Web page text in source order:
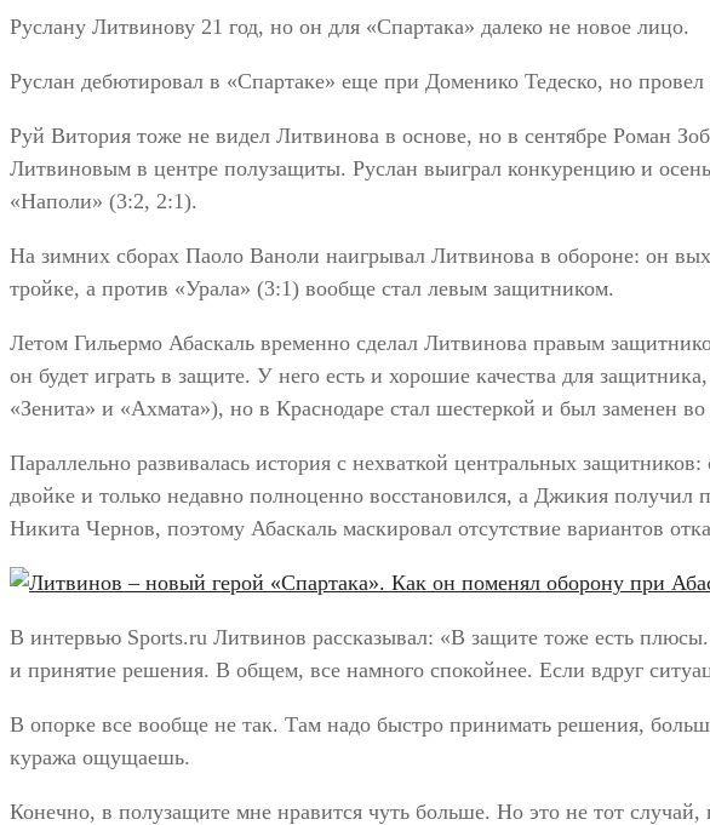
Руслану Литвинову 21 год, но он для «Спартака» далеко не новое лицо.
Руслан дебютировал в «Спартаке» еще при Доменико Тедеско, но
Руй Витория тоже не видел Литвинова в основе, но в сентябре Роман
Литвиновым в центре полузащиты. Руслан выиграл конкуренцию и
«Наполи» (3:2, 2:1).
На зимних сборах Паоло Ваноли наигрывал Литвинова в обороне: он
тройке, а против «Урала» (3:1) вообще стал левым защитником.
Летом Гильермо Абаскаль временно сделал Литвинова правым
он будет играть в защите. У него есть и хорошие качества для
«Зенита» и «Ахмата»), но в Краснодаре стал шестеркой и был заменен
Параллельно развивалась история с нехваткой центральных
двойке и только недавно полноценно восстановился, а Джикия
Никита Чернов, поэтому Абаскаль маскировал отсутствие вариантов
В интервью Sports.ru Литвинов рассказывал: «В защите тоже есть
и принятие решения. В общем, все намного спокойнее. Если вдруг
В опорке все вообще не так. Там надо быстро принимать решения,
куража ощущаешь.
Конечно, в полузащите мне нравится чуть больше. Но это не тот